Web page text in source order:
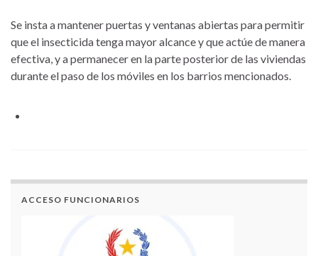
Se insta a mantener puertas y ventanas abiertas para permitir
que el insecticida tenga mayor alcance y que actúe de manera
efectiva, y a permanecer en la parte posterior de las viviendas
durante el paso de los móviles en los barrios mencionados.
ACCESO FUNCIONARIOS